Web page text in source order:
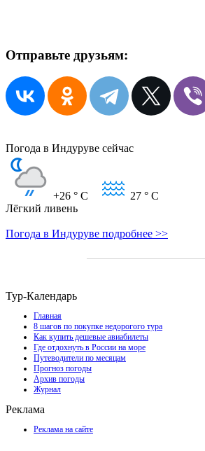
Отправьте друзьям:
Погода в Индуруве сейчас
+26 ° C 27 ° C
Лёгкий ливень
Погода в Индуруве подробнее >>
Тур-Календарь
Главная
8 шагов по покупке недорогого тура
Как купить дешевые авиабилеты
Где отдохнуть в России на море
Путеводители по месяцам
Прогноз погоды
Архив погоды
Журнал
Реклама
Реклама на сайте